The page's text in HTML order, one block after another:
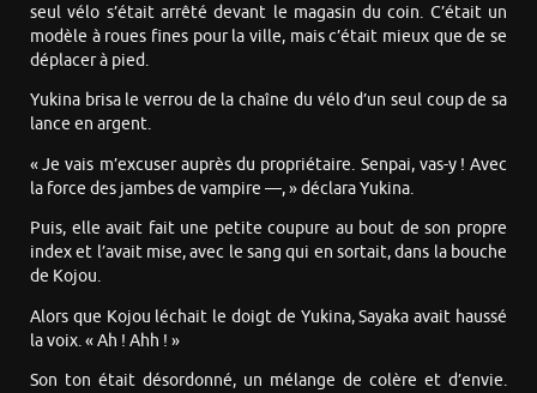
seul vélo s’était arrêté devant le magasin du coin. C’était un
modèle à roues fines pour la ville, mais c’était mieux que de se
déplacer à pied.
Yukina brisa le verrou de la chaîne du vélo d’un seul coup de sa
lance en argent.
« Je vais m’excuser auprès du propriétaire. Senpai, vas-y ! Avec
la force des jambes de vampire —, » déclara Yukina.
Puis, elle avait fait une petite coupure au bout de son propre
index et l’avait mise, avec le sang qui en sortait, dans la bouche
de Kojou.
Alors que Kojou léchait le doigt de Yukina, Sayaka avait haussé
la voix. « Ah ! Ahh ! »
Son ton était désordonné, un mélange de colère et d’envie.